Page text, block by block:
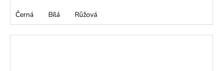
Černá Bílá Růžová